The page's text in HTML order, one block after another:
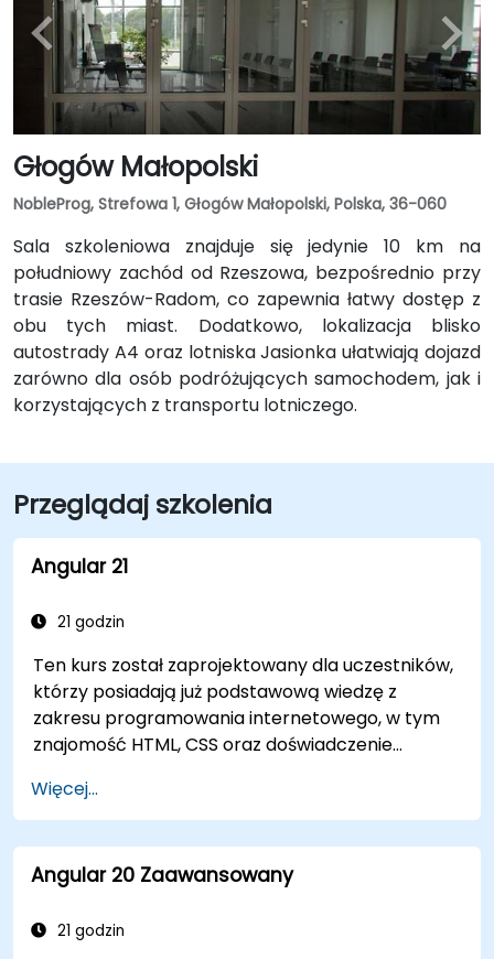
Głogów Małopolski
NobleProg, Strefowa 1, Głogów Małopolski, Polska, 36-060
Sala szkoleniowa znajduje się jedynie 10 km na
południowy zachód od Rzeszowa, bezpośrednio przy
trasie Rzeszów-Radom, co zapewnia łatwy dostęp z
obu tych miast. Dodatkowo, lokalizacja blisko
autostrady A4 oraz lotniska Jasionka ułatwiają dojazd
zarówno dla osób podróżujących samochodem, jak i
korzystających z transportu lotniczego.
Przeglądaj szkolenia
Angular 21
21 godzin
Ten kurs został zaprojektowany dla uczestników,
którzy posiadają już podstawową wiedzę z
zakresu programowania internetowego, w tym
znajomość HTML, CSS oraz doświadczenie
szczególnie dostosowany do programistów
front-end zmieniających technologię na
nowoczesnego Angulara, inżynierów
oprogramowania budujących skalowalne
technicznych, którzy chcą zdobyć praktyczne
Więcej...
Angular 20 Zaawansowany
21 godzin